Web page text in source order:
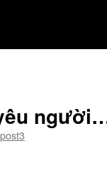
post3